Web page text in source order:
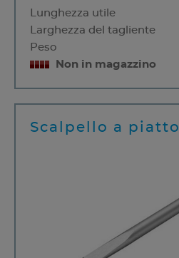
Lunghezza utile
Larghezza del tagliente
Peso
Non in magazzino
Scalpello a piatto